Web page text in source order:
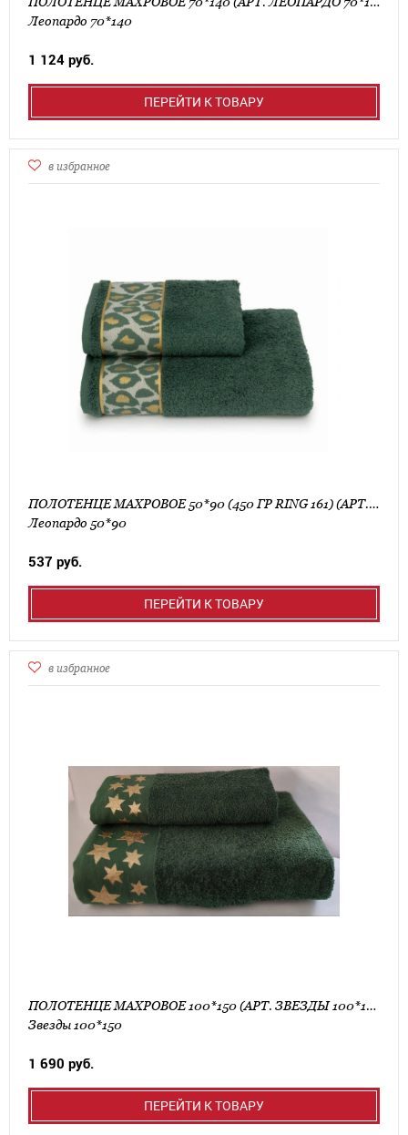
Леопардо 70*140
1 124 руб.
ПЕРЕЙТИ К ТОВАРУ
в избранное
ПОЛОТЕНЦЕ МАХРОВОЕ 50*90 (450 ГР RING 161) (АРТ. ЛЕОПАРДО 50*90)
Леопардо 50*90
537 руб.
ПЕРЕЙТИ К ТОВАРУ
в избранное
ПОЛОТЕНЦЕ МАХРОВОЕ 100*150 (АРТ. ЗВЕЗДЫ 100*150)
Звезды 100*150
1 690 руб.
ПЕРЕЙТИ К ТОВАРУ